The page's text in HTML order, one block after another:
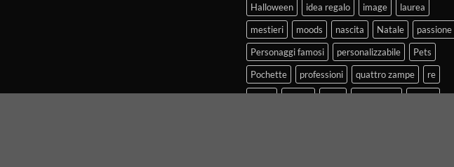
Halloween
idea regalo image
laurea
mestieri
moods nascita Natale
passione
Personaggi famosi
personalizzabile
Pets
Pochette
professioni quattro zampe
re
regali
regalo shop shoponline
t-shirt